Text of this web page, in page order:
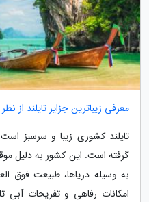
معرفی زیباترین جزایر تایلند از
تایلند کشوری زیبا و سرسبز
گرفته است. این کشور به دلیل
به وسیله دریاها، طبیعت فوق
امکانات رفاهی و تفریحات